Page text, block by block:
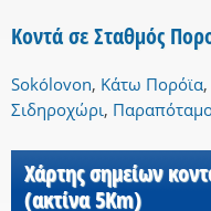
Κοντά σε Σταθμός
Sokólovon, Κάτω Πορόϊα,
Σιδηροχώρι,
Χάρτης σημείων
(ακτίνα 5Km)